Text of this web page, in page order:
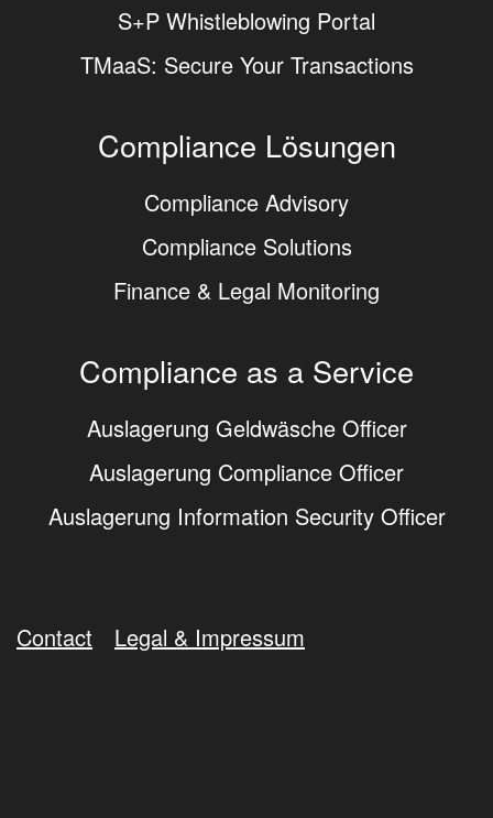
S+P Whistleblowing Portal
TMaaS: Secure Your Transactions
Compliance Lösungen
Compliance Advisory
Compliance Solutions
Finance & Legal Monitoring
Compliance as a Service
Auslagerung Geldwäsche Officer
Auslagerung Compliance Officer
Auslagerung Information Security Officer
Contact Legal & Impressum